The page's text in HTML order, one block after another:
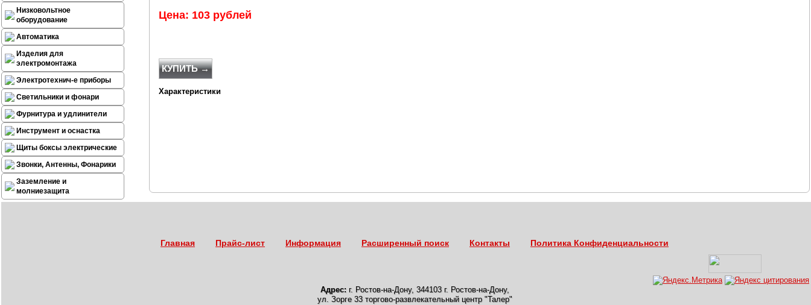
Низковольтное
оборудование
Автоматика
Изделия для
электромонтажа
Электротехнич-е приборы
Светильники и фонари
Фурнитура и удлинители
Инструмент и оснастка
Щиты боксы электрические
Звонки, Антенны, Фонарики
Заземление и
молниезащита
Цена: 103 рублей
КУПИТЬ →
Характеристики
Главная Прайс-лист Информация Расширенный поиск Контакты Политика Конфиденциальности
Адрес: г. Ростов-на-Дону, 344103 г. Ростов-на-Дону,
ул. Зорге 33 торгово-развлекательный центр "Талер"